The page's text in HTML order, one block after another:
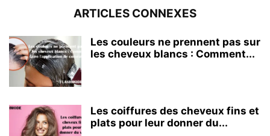
ARTICLES CONNEXES
Les couleurs ne prennent pas sur
les cheveux blancs : Comment...
Les coiffures des cheveux fins et
plats pour leur donner du...